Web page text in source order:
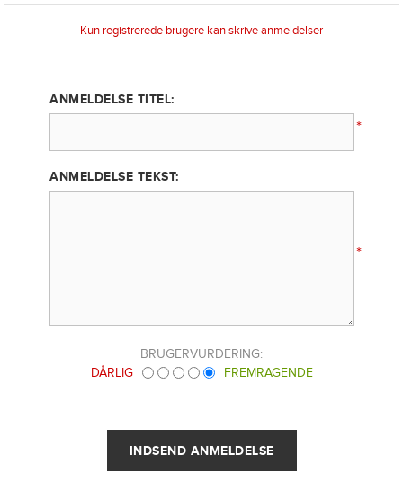
Kun registrerede brugere kan skrive anmeldelser
ANMELDELSE TITEL:
*
ANMELDELSE TEKST:
*
BRUGERVURDERING:
DÅRLIG
FREMRAGENDE